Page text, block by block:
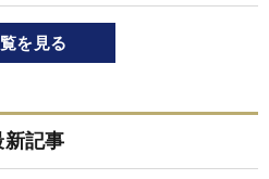
を見る
記事